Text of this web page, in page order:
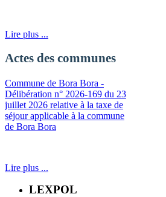
Lire plus ...
Actes des communes
Commune de Bora Bora -
Délibération n° 2026-169 du 23
juillet 2026 relative à la taxe de
séjour applicable à la commune
de Bora Bora
Lire plus ...
LEXPOL